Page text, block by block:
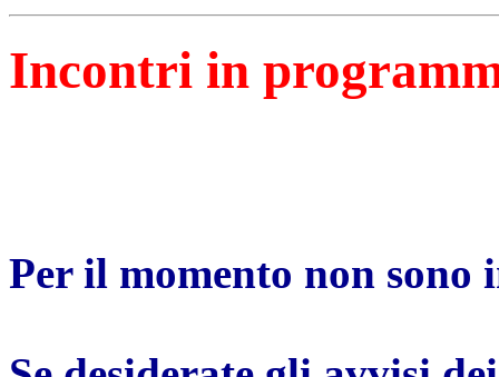
Incontri in
Per il momento non